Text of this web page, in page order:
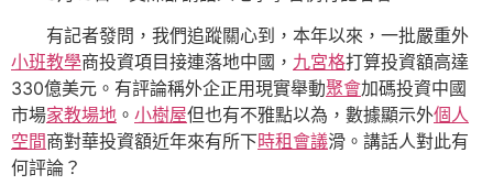
有記者發問，我們追蹤關心到，本年以來，一批嚴重外
小班教學商投資項目接連落地中國， 九宮格打算投資額高達
330億美元。有評論稱外企正用現實舉動聚會加碼投資中國
市場家教場地 。 小樹屋但也有不雅點以為，數據顯示外個人
空間商對華投資額近年來有所下時租會議滑。講話人對此有
何評論？